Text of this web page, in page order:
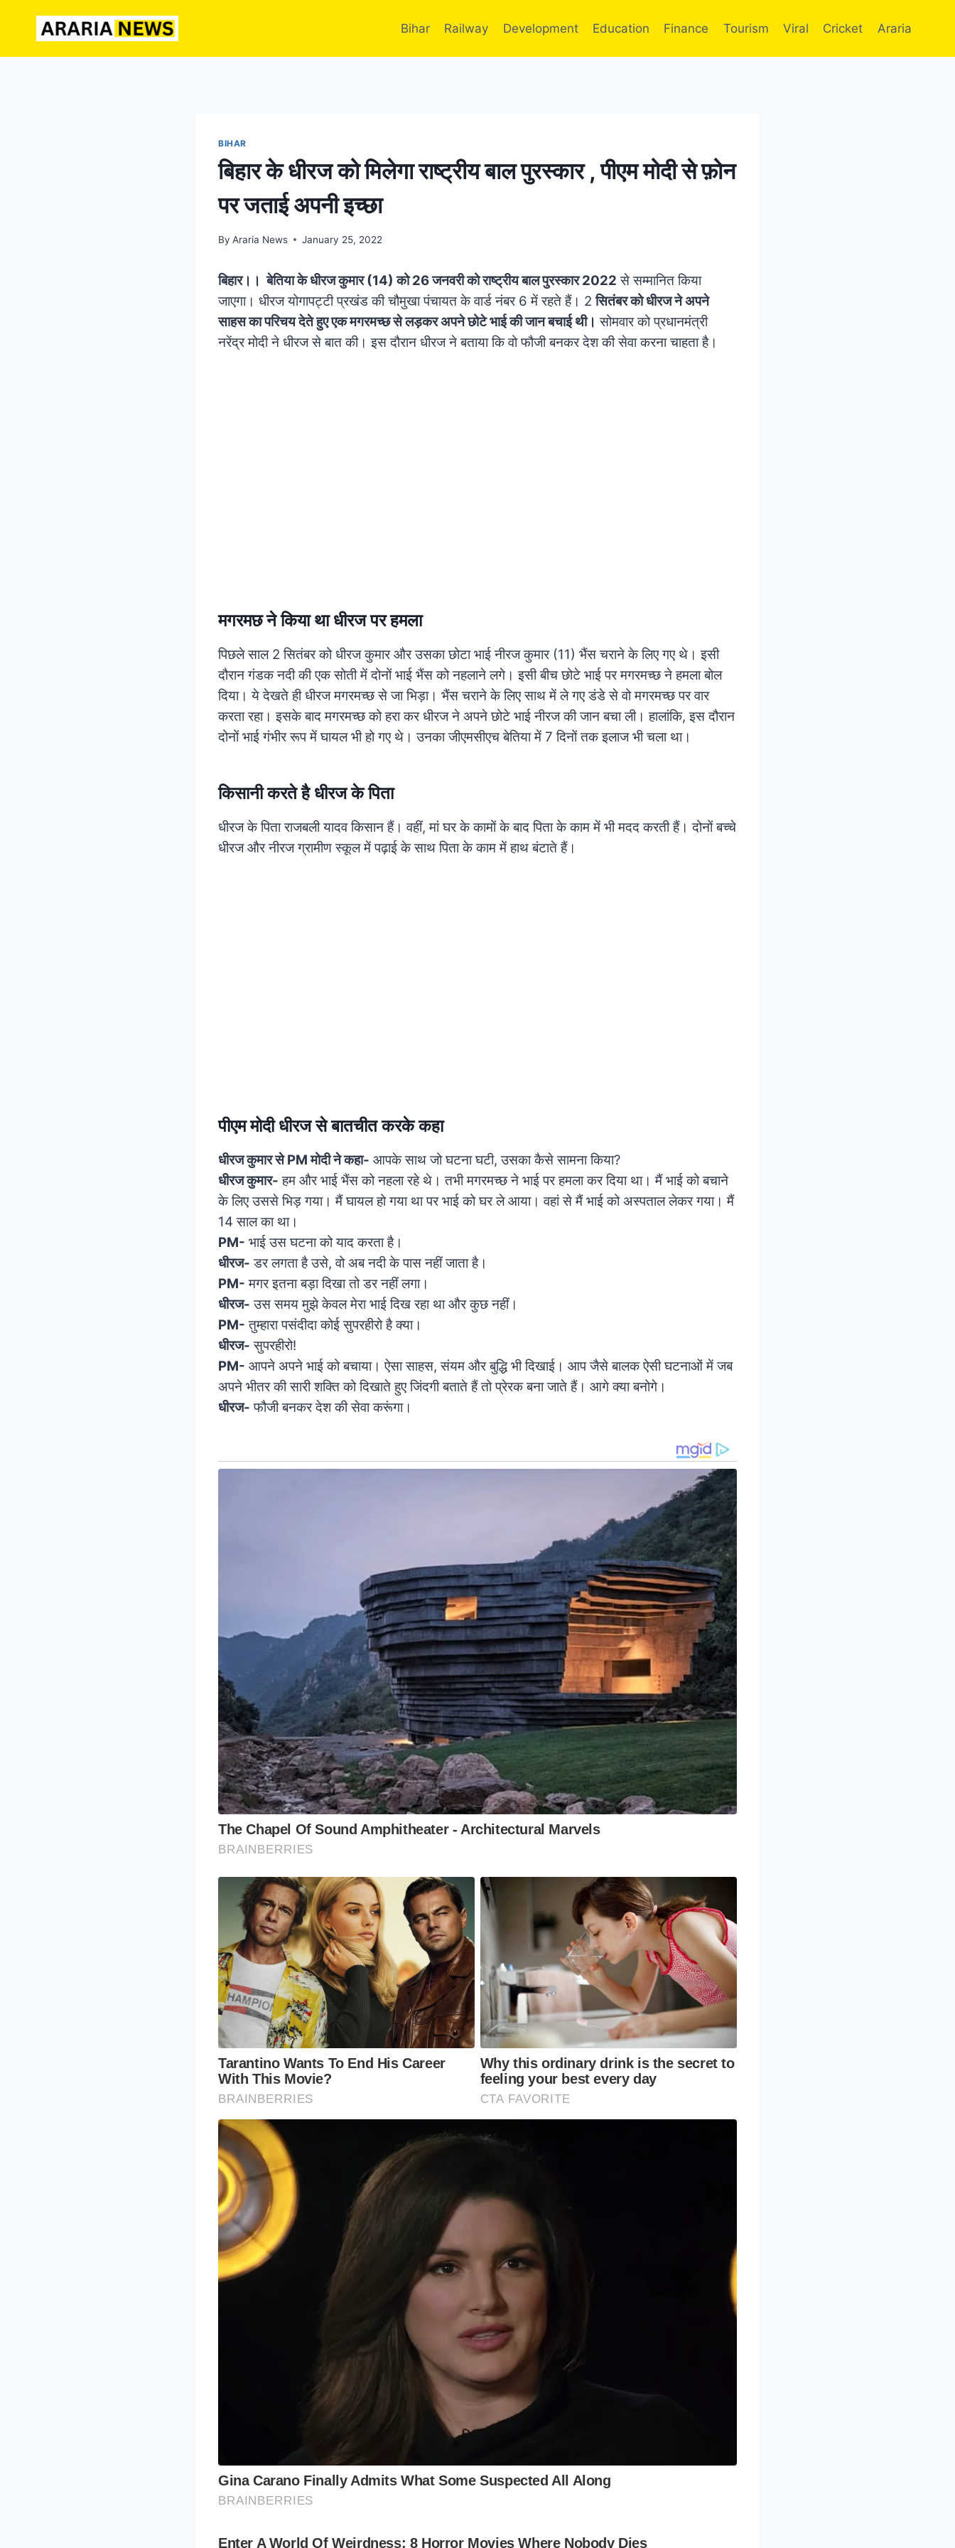
Bihar Railway Development Education Finance Tourism Viral Cricket Araria
BIHAR
बिहार के धीरज को मिलेगा राष्ट्रीय बाल पुरस्कार , पीएम मोदी से फ़ोन
पर जताई अपनी इच्छा
By Araria News January 25, 2022
बिहार।। बेतिया के धीरज कुमार (14) को 26 जनवरी को राष्ट्रीय बाल पुरस्कार 2022 से सम्मानित किया
जाएगा। धीरज योगापट्टी प्रखंड की चौमुखा पंचायत के वार्ड नंबर 6 में रहते हैं। 2सितंबर को धीरज ने अपने
साहस का परिचय देते हुए एक मगरमच्छ से लड़कर अपने छोटे भाई की जान बचाई थी। सोमवार को प्रधानमंत्री
नरेंद्र मोदी ने धीरज से बात की। इस दौरान धीरज ने बताया कि वो फौजी बनकर देश की सेवा करना चाहता है।
मगरमछ ने किया था धीरज पर हमला
पिछले साल 2 सितंबर को धीरज कुमार और उसका छोटा भाई नीरज कुमार (11) भैंस चराने के लिए गए थे। इसी
दौरान गंडक नदी की एक सोती में दोनों भाई भैंस को नहलाने लगे। इसी बीच छोटे भाई पर मगरमच्छ ने हमला बोल
दिया। ये देखते ही धीरज मगरमच्छ से जा भिड़ा। भैंस चराने के लिए साथ में ले गए डंडे से वो मगरमच्छ पर वार
करता रहा। इसके बाद मगरमच्छ को हरा कर धीरज ने अपने छोटे भाई नीरज की जान बचा ली। हालांकि, इस दौरान
दोनों भाई गंभीर रूप में घायल भी हो गए थे। उनका जीएमसीएच बेतिया में 7 दिनों तक इलाज भी चला था।
किसानी करते है धीरज के पिता
धीरज के पिता राजबली यादव किसान हैं। वहीं, मां घर के कामों के बाद पिता के काम में भी मदद करती हैं। दोनों बच्चे
धीरज और नीरज ग्रामीण स्कूल में पढ़ाई के साथ पिता के काम में हाथ बंटाते हैं।
पीएम मोदी धीरज से बातचीत करके कहा
धीरज कुमार से PM मोदी ने कहा- आपके साथ जो घटना घटी, उसका कैसे सामना किया?
धीरज कुमार- हम और भाई भैंस को नहला रहे थे। तभी मगरमच्छ ने भाई पर हमला कर दिया था। मैं भाई को बचाने
के लिए उससे भिड़ गया। मैं घायल हो गया था पर भाई को घर ले आया। वहां से मैं भाई को अस्पताल लेकर गया। मैं
14 साल का था।
PM- भाई उस घटना को याद करता है।
धीरज- डर लगता है उसे, वो अब नदी के पास नहीं जाता है।
PM- मगर इतना बड़ा दिखा तो डर नहीं लगा।
धीरज- उस समय मुझे केवल मेरा भाई दिख रहा था और कुछ नहीं।
PM- तुम्हारा पसंदीदा कोई सुपरहीरो है क्या।
धीरज- सुपरहीरो!
PM- आपने अपने भाई को बचाया। ऐसा साहस, संयम और बुद्धि भी दिखाई। आप जैसे बालक ऐसी घटनाओं में जब
अपने भीतर की सारी शक्ति को दिखाते हुए जिंदगी बताते हैं तो प्रेरक बना जाते हैं। आगे क्या बनोगे।
धीरज- फौजी बनकर देश की सेवा करूंगा।